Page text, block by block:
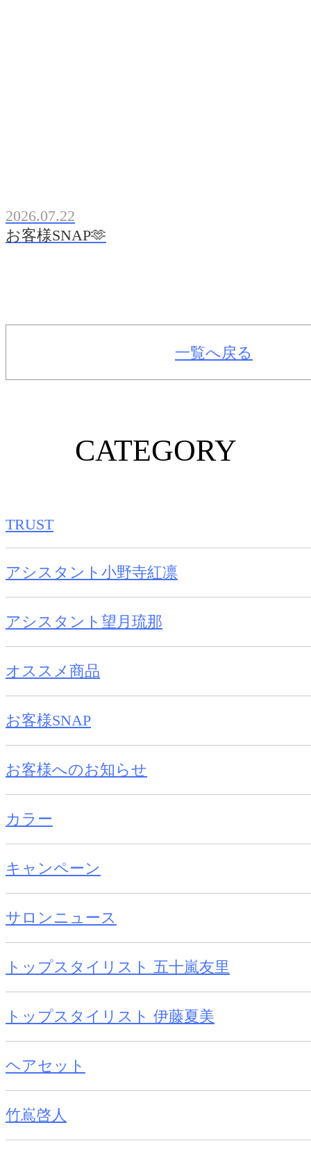
2026.07.22
お客様SNAP🫶
一覧へ戻る
CATEGORY
TRUST
アシスタント小野寺紅凛
アシスタント望月琉那
オススメ商品
お客様SNAP
お客様へのお知らせ
カラー
キャンペーン
サロンニュース
トップスタイリスト 五十嵐友里
トップスタイリスト 伊藤夏美
ヘアセット
竹嶌啓人